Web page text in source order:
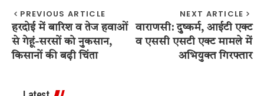
PREVIOUS ARTICLE
हरदोई में बारिश व तेज हवाओं
से गेहूं-सरसों को नुकसान,
किसानों की बढ़ी चिंता
NEXT ARTICLE
वाराणसी: दुष्कर्म, आईटी एक्ट
व एससी एसटी एक्ट मामले में
अभियुक्त गिरफ्तार